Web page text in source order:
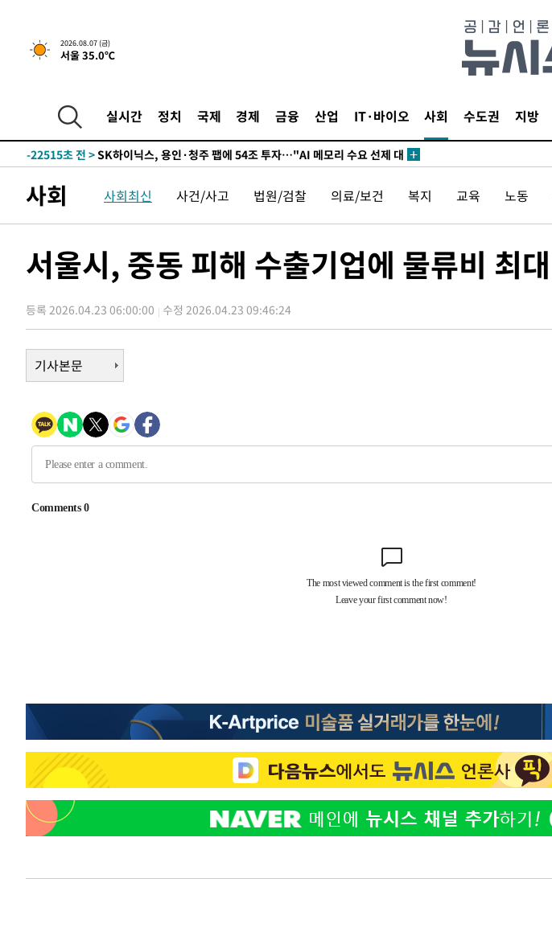
2026.08.07 (금)
서울 35.0℃
실시간 정치 국제 경제 금융 산업 IT·바이오 사회 수도권 지방
25분 전 >민주 콩고 에볼라환자 4천명 돌파, 4053명 발생 1850명 사망
-26311초 전 >"낮 기온 소폭 하락"…수도권 폭염중대경보, 폭염경보로 하향
-26238초 전 >
[단독]중수청 지원 검사들, 정원 초과 시 낮은 계급 임용…희망지 못
-24209초 전 >
-22515초 전 >SK하이닉스, 용인·청주 팹에 54조 투자…"AI 메모리 수요 선제 대
-18624초 전 >
외국인 심판 성 접대 7경기 들여다보니…한국 축구 '5승 2무'
-18358초 전 >[속보]코스닥, 2.86포인트(0.36%) 내린 798.81마감
-18291초 전 >[속보]원·달러 환율, 7.7원 내린 1416.1원 마감
-15270초 전 >[속보]종합특검, '계엄 수용공간 확보' 신용해 前교정본부장 기소
-14143초 전 >외신들도 주목한 韓축구 파문…"국민적 공분에 수사 재개"
-14114초 전 >
-13136초 전 >[속보]규제합리화위원회 부위원장에 김태유 서울대 공대 교수…이
-4819초 전 > [속보] 7월 중국 수출 23.9%↑ 수입 27.5%↑…무역총액 25.3%↑
-1979초 전 >[속보]'채상병 순직 책임' 임성근, 항소심도 징역 3년
-1845초 전 >[속보]종합특검, '관저이전 봐주기 감사' 유병호 구속기소
-26311초 전 >
[단독]중수청 지원 검사들, 정원 초과 시 낮은 계급 임용…희망지 못
낮 최고 37도 찜통더위…곳곳 소나기·강원 많은 비[내일날씨]
SK하이닉스, 용인·청주 팹에 54조 투자…"AI 메모리 수요 선제 대
-18291초 전 >
[속보]원·달러 환율, 7.7원 내린 1416.1원 마감
-18180초 전 >[속보] 노원서 40.1도 관측…서울, 2018년 이후 첫 40도
-15270초 전 >
[속보]종합특검, '계엄 수용공간 확보' 신용해 前교정본부장 기소
-14143초 전 >외신들도 주목한 韓축구 파문…"국민적 공분에 수사 재개"
-14114초 전 >
11시간 압수수색에 성접대 파문까지…'쑥대밭' 된 축구협회
-13136초 전 >
[속보]규제합리화위원회 부위원장에 김태유 서울대 공대 교수…이
-4819초 전 >[속보] 7월 중국 수출 23.9%↑ 수입 27.5%↑…무역총액 25.3%↑
사회 사회최신 사건/사고 법원/검찰 의료/보건 복지 교육 노동
서울시, 중동 피해 수출기업에 물류비 최
등록 2026.04.23 06:00:00 수정 2026.04.23 09:46:24
기사본문